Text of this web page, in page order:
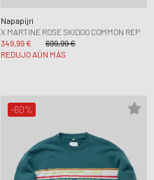
Napapijri
X MARTINE ROSE SKIDOO COMMON REP
349,99 €
699,99 €
REDUJO AÚN MÁS
-60%